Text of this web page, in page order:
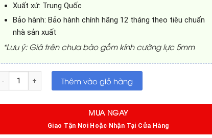
Xuất xứ: Trung Quốc
Bảo hành: Bảo hành chính hãng 12 tháng theo tiêu chuẩn
nhà sản xuất
*Lưu ý: Giá trên chưa bào gồm kính cường lực 5mm
Khung cảm ứng cho Tivi 43in số lượng
Thêm vào giỏ hàng
MUA NGAY
Giao Tận Nơi Hoặc Nhận Tại Cửa Hàng